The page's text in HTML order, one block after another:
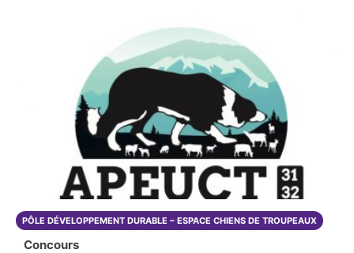
PÔLE DÉVELOPPEMENT DURABLE – ESPACE CHIENS DE TROUPEAUX
Concours